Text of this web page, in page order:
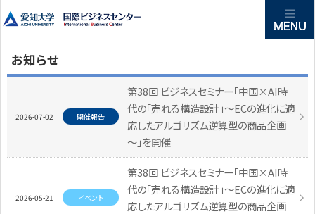
お知らせ
2026-07-02 開催報告
第38回 ビジネスセミナー「中国×AI時
代の「売れる構造設計」～ECの進化に適
応したアルゴリズム逆算型の商品企画
～」を開催
2026-05-21 イベント
第38回 ビジネスセミナー「中国×AI時
代の「売れる構造設計」～ECの進化に適
応したアルゴリズム逆算型の商品企画